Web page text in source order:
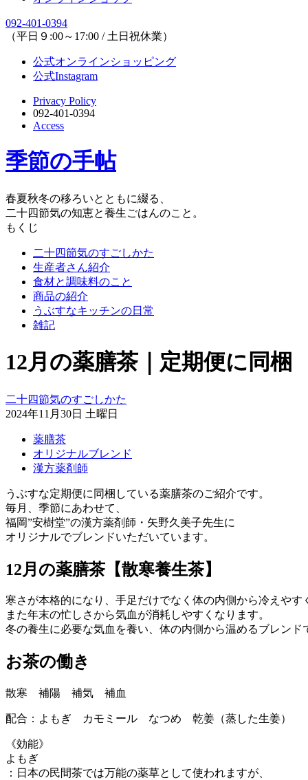
092-401-0394
（平日９:00～17:00 / 土日祝休業）
公式オンラインショッピング
公式Instagram
Privacy Policy
092-401-0394
Access
季節の手帖
春夏秋冬の移ろいとともに綴る、
二十四節気の知恵と養生ごはんのこと。
もくじ
二十四節気のすごしかた
生産者さん紹介
食材と調味料のこと
商品の紹介
うぶすなキッチンの日常
雑記
12月の薬膳茶｜定期便に同梱
二十四節気のすごしかた
2024年11月30日 土曜日
薬膳茶
オリジナルブレンド
漢方薬剤師
うぶすな定期便に同梱している薬膳茶のご紹介です。
毎月、季節にあわせて、
福岡”安樹堂”の漢方薬剤師・矢野久美子先生に
オリジナルでブレンドいただいています。
12月の薬膳茶【散寒養生茶】
寒さが本格的になり、手足だけでなく体の内側から冷えやす
また年末の忙しさから気血が消耗しやすくなります。
冬の養生に必要な気血を養い、体の内側から温めるブレンド
お茶の働き
散寒 補陽 補気 補血
配合：よもぎ カモミール なつめ 乾姜（蒸した生姜）
《効能》
よもぎ
：日本の民間茶では万能の薬草として使われますが、